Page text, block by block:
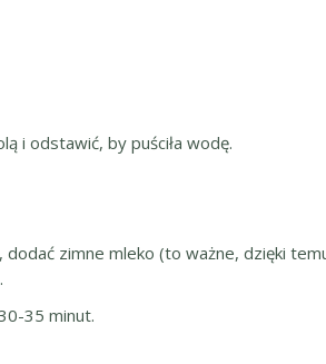
i odstawić, by puściła wodę.
zimne mleko (to ważne, dzięki
35 minut.